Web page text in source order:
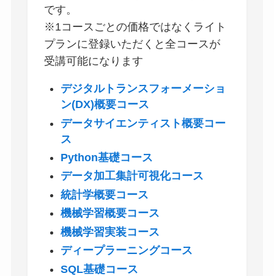
です。
※1コースごとの価格ではなくライト
プランに登録いただくと全コースが
受講可能になります
デジタルトランスフォーメーショ
ン(DX)概要コース
データサイエンティスト概要コー
ス
Python基礎コース
データ加工集計可視化コース
統計学概要コース
機械学習概要コース
機械学習実装コース
ディープラーニングコース
SQL基礎コース